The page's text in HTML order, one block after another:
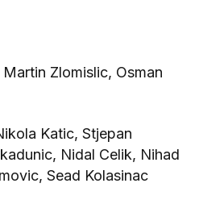
Zlomislic, Osman
Katic, Stjepan
Nidal Celik, Nihad
Sead Kolasinac